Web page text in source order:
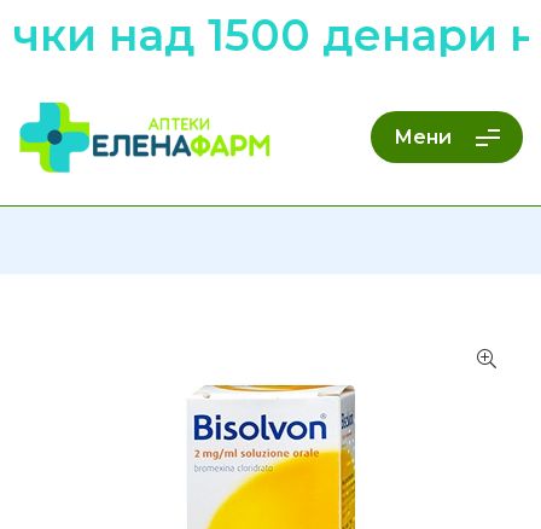
над 1500 денари
Мени